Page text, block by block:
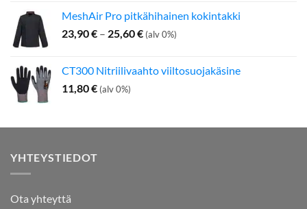
MeshAir Pro pitkähihainen kokintakki
23,90€ – 25,60€Hintaluokka:
25,60 €
(alv 0%)
CT300 Nitriilivaahto viiltosuojakäsine
11,80€ (alv 0%)
YHTEYSTIEDOT
Ota yhteyttä